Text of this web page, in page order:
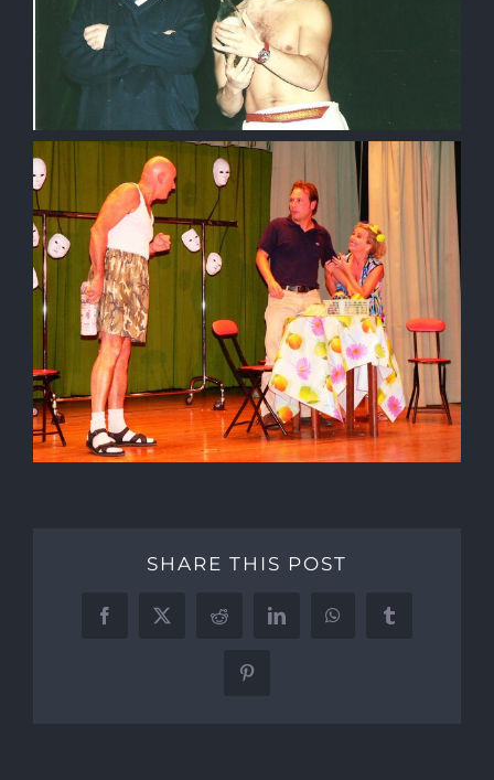
SHARE THIS POST
Facebook
X Reddit LinkedInWhatsAppTumblr
Pinterest